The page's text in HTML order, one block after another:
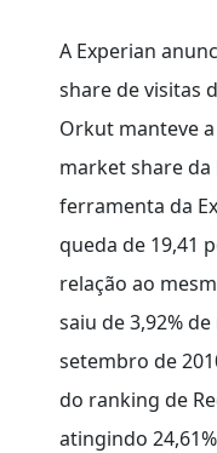
A Experian
share de visitas
Orkut manteve
market share da
ferramenta da
queda de 19,41
relação ao
saiu de 3,92%
setembro de
do ranking de
atingindo